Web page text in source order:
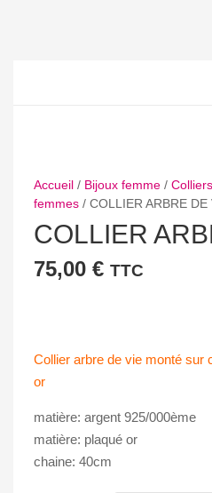
Accueil/ Bijoux femme/
femmes/ COLLIER ARBRE DE
COLLIER
75,00 € TTC
Collier arbre de vie monté sur
or
matière: argent 925/000ème
matière: plaqué or
chaine: 40cm